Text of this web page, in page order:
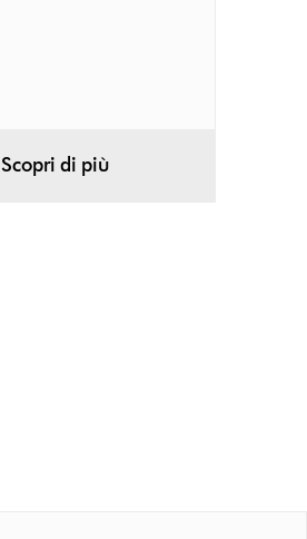
Scopri di più